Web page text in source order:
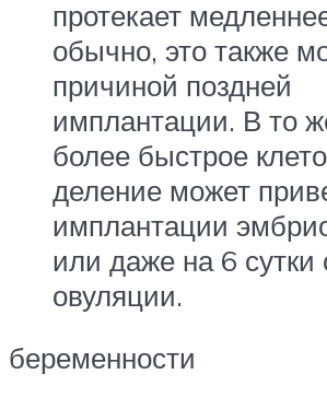
протекает
обычно, это также
причиной поздней
имплантации. В то
более быстрое
деление может
имплантации
или даже на 6
овуляции.
беременности